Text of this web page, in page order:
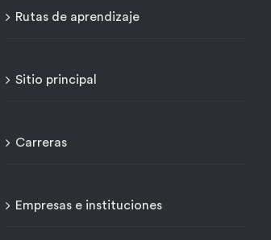
Rutas de aprendizaje
Sitio principal
Carreras
Empresas e instituciones